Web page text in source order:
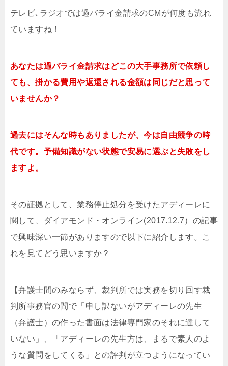
テレビ､ラジオでは過バライ金請求のCMが何度も流れ
ていますね！
あなたは過バライ金請求はどこの大手事務所で依頼し
ても、掛かる費用や返還される金額は同じだと思って
いませんか？
過去にはそんな時もありましたが、今は自由競争の時
代です。予備知識がない状態で安易に選ぶと失敗をし
ますよ。
その証拠として、業務停止処分を受けたアディーレに
関して、ダイアモンド・オンライン(2017.12.7）の記事
で興味深い一節がありますので以下に紹介します。こ
れを見てどう思いますか？
【弁護士間のみならず、裁判所では実務を切り回す裁
判所事務官の間で「申し訳ないがアディーレの先生
（弁護士）の作った書面は法律専門家のそれに達して
いない」、「アディーレの先生方は、まるで素人のよ
うな質問をしてくる」との評判が立つようになってい